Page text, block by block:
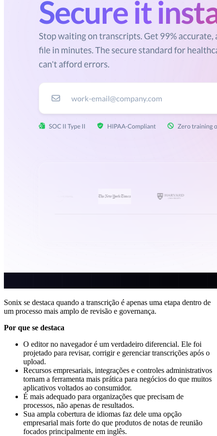
Sonix se destaca quando a transcrição é apenas uma etapa dentro de
um processo mais amplo de revisão e governança.
Por que se destaca
O editor no navegador é um verdadeiro diferencial. Ele foi
projetado para revisar, corrigir e gerenciar transcrições após o
upload.
Recursos empresariais, integrações e controles administrativos
tornam a ferramenta mais prática para negócios do que muitos
aplicativos voltados ao consumidor.
É mais adequado para organizações que precisam de
processos, não apenas de resultados.
Sua ampla cobertura de idiomas faz dele uma opção
empresarial mais forte do que produtos de notas de reunião
focados principalmente em inglês.